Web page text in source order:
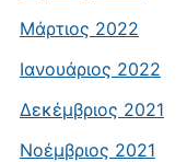
Μάρτιος 2022
Ιανουάριος 2022
Δεκέμβριος 2021
Νοέμβριος 2021